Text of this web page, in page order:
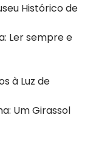
Histórico de
Ler sempre e
à Luz de
Um Girassol